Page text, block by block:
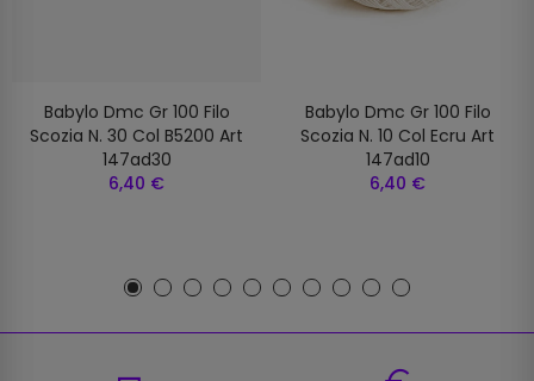
Babylo Dmc Gr 100 Filo
Scozia N. 30 Col B5200 Art
147ad30
6,40 €
Babylo Dmc Gr 100 Filo
Scozia N. 10 Col Ecru Art
147ad10
6,40 €